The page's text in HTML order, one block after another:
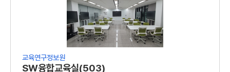
교육연구정보원
SW융합교육실(503)